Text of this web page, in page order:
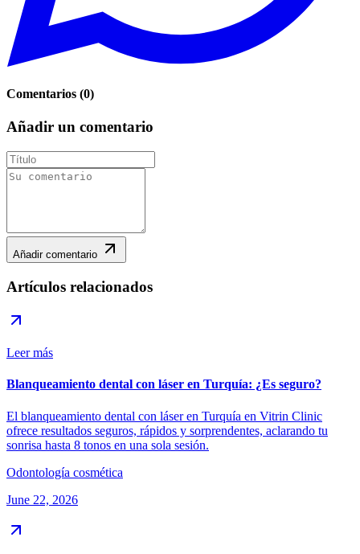
Comentarios (0)
Añadir un comentario
Añadir comentario
Artículos relacionados
Leer más
Blanqueamiento dental con láser en Turquía: ¿Es seguro?
El blanqueamiento dental con láser en Turquía en Vitrin Clinic
ofrece resultados seguros, rápidos y sorprendentes, aclarando tu
sonrisa hasta 8 tonos en una sola sesión.
Odontología cosmética
June 22, 2026